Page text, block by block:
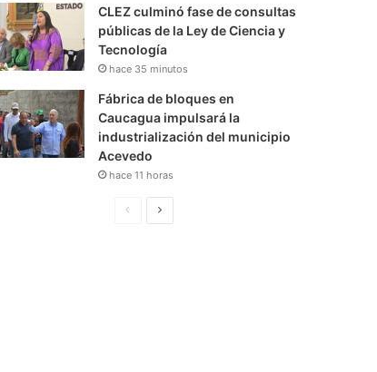
CLEZ culminó fase de consultas
públicas de la Ley de Ciencia y
Tecnología
hace 35 minutos
Fábrica de bloques en
Caucagua impulsará la
industrialización del municipio
Acevedo
hace 11 horas
S